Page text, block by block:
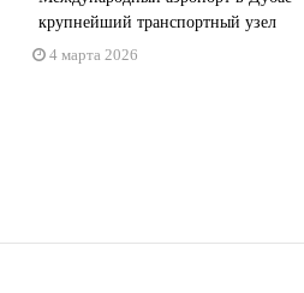
крупнейший транспортный узел
4 марта 2026